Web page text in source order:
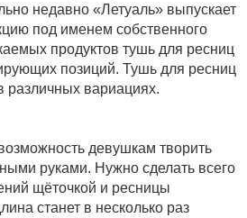
недавно «Летуаль» выпускает
под именем собственного
продуктов тушь для ресниц
позиций. Тушь для ресниц
различных вариациях.
девушкам творить
руками. Нужно сделать всего
щёточкой и ресницы
станет в несколько раз